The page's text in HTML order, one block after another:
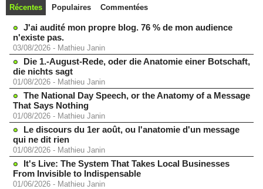
Récentes Populaires Commentées
J'ai audité mon propre blog. 76 % de mon audience
n'existe pas.
03/08/2026 - Mathieu Janin
Die 1.-August-Rede, oder die Anatomie einer Botschaft,
die nichts sagt
01/08/2026 - Mathieu Janin
The National Day Speech, or the Anatomy of a Message
That Says Nothing
01/08/2026 - Mathieu Janin
Le discours du 1er août, ou l'anatomie d'un message
qui ne dit rien
01/08/2026 - Mathieu Janin
It's Live: The System That Takes Local Businesses
From Invisible to Indispensable
01/06/2026 - Mathieu Janin